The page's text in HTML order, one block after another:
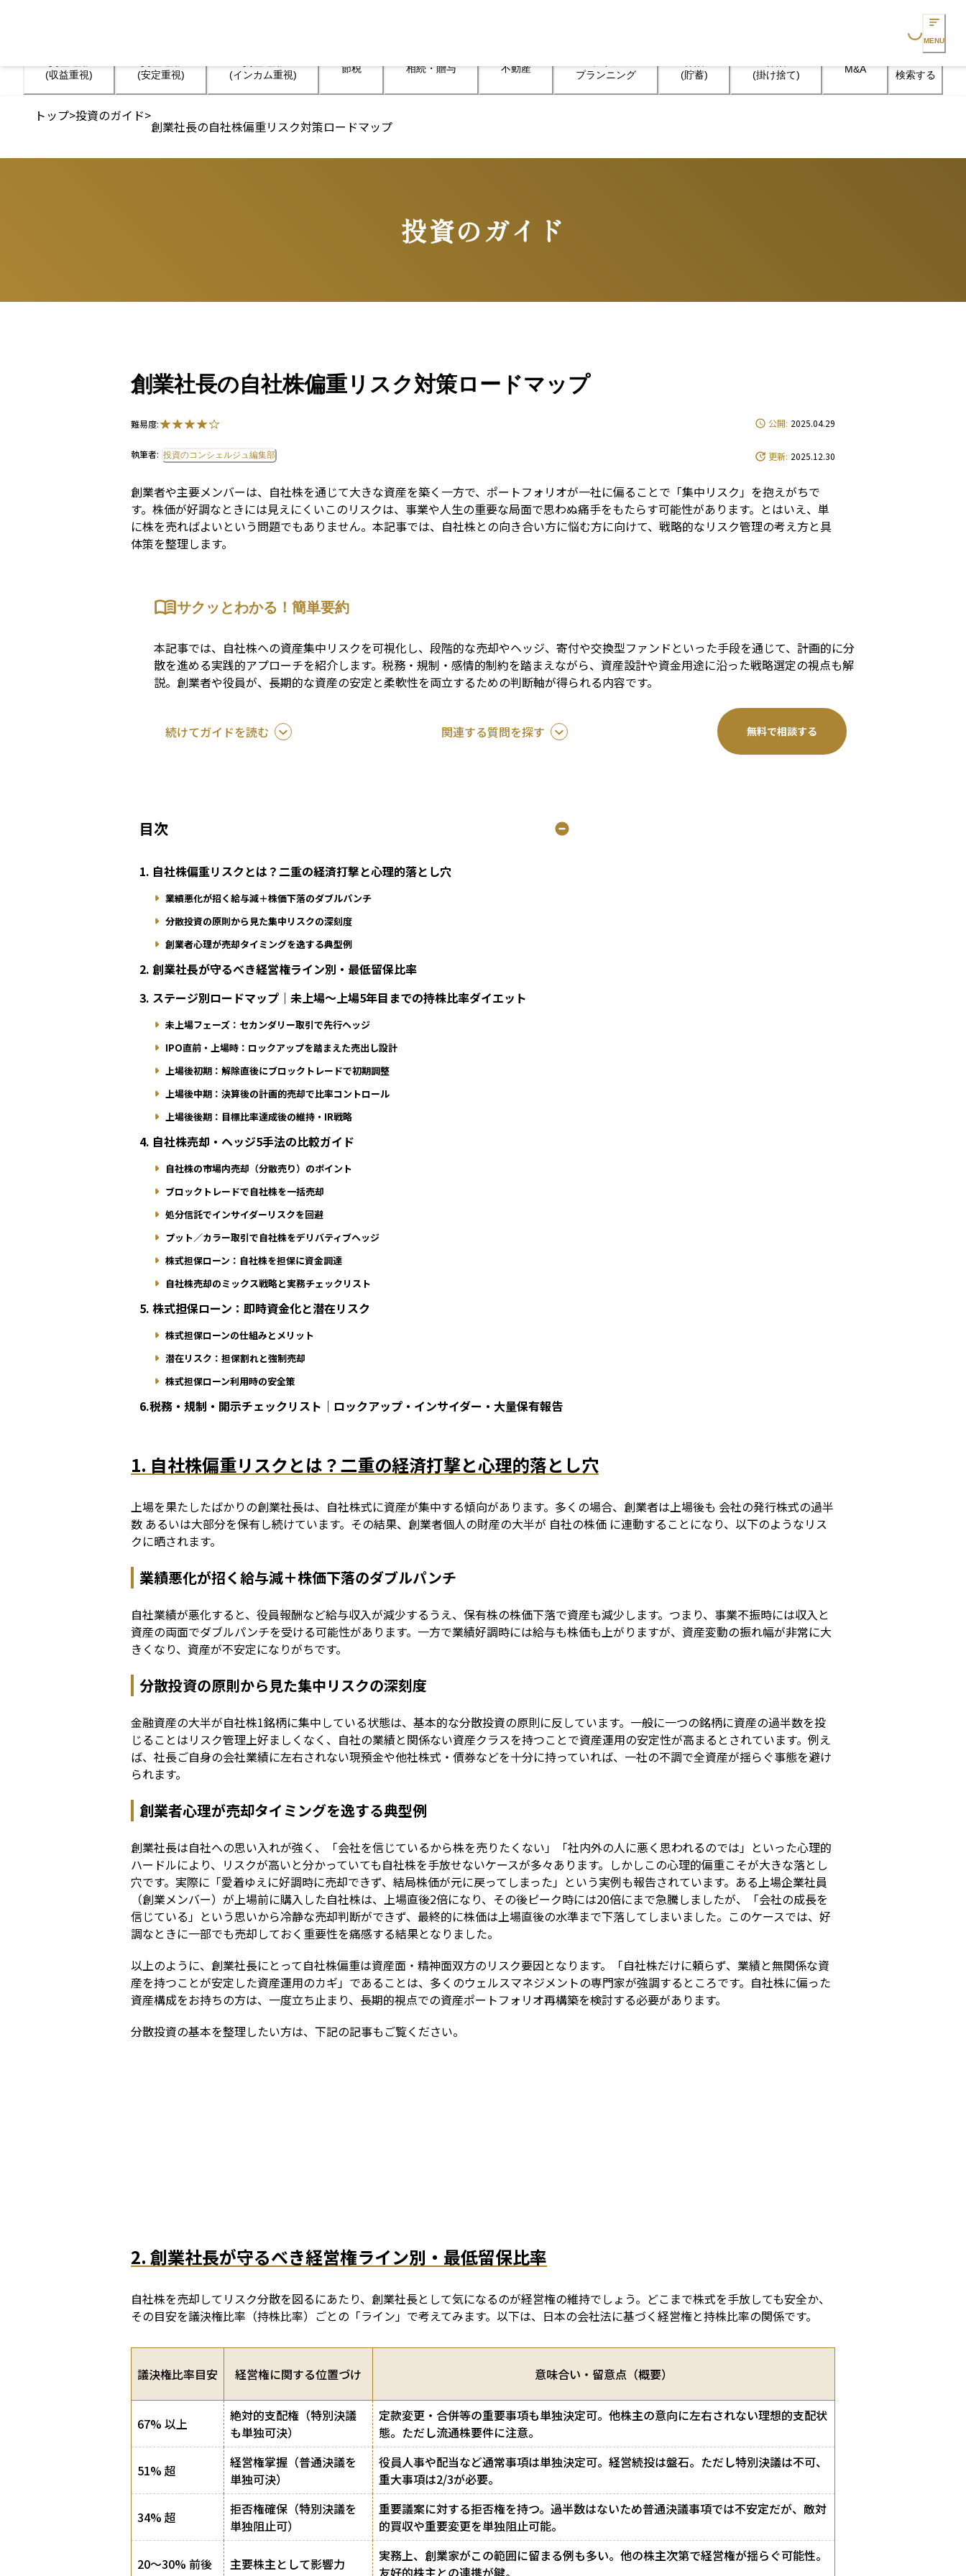
Loading...
MENU
(収益重視)
(安定重視)
(インカム重視)
節税 相続・贈与 不動産
プランニング
(貯蓄)
(掛け捨て)
M&A 検索する
トップ>投資のガイド>
創業社長の自社株偏重リスク対策ロードマップ
投資のガイド
Guide
創業社長の自社株偏重リスク対策ロードマップ
難易度:
執筆者: 投資のコンシェルジュ編集部
公開: 2025.04.29
更新: 2025.12.30
創業者や主要メンバーは、自社株を通じて大きな資産を築く一方で、ポートフォリオが一社に偏ることで「集中リスク」を抱えがちで
す。株価が好調なときには見えにくいこのリスクは、事業や人生の重要な局面で思わぬ痛手をもたらす可能性があります。とはいえ、単
に株を売ればよいという問題でもありません。本記事では、自社株との向き合い方に悩む方に向けて、戦略的なリスク管理の考え方と具
体策を整理します。
サクッとわかる！簡単要約
本記事では、自社株への資産集中リスクを可視化し、段階的な売却やヘッジ、寄付や交換型ファンドといった手段を通じて、計画的に分
散を進める実践的アプローチを紹介します。税務・規制・感情的制約を踏まえながら、資産設計や資金用途に沿った戦略選定の視点も解
説。創業者や役員が、長期的な資産の安定と柔軟性を両立するための判断軸が得られる内容です。
続けてガイドを読む 関連する質問を探す 無料で相談する
目次
1. 自社株偏重リスクとは？二重の経済打撃と心理的落とし穴
業績悪化が招く給与減＋株価下落のダブルパンチ
分散投資の原則から見た集中リスクの深刻度
創業者心理が売却タイミングを逸する典型例
2. 創業社長が守るべき経営権ライン別・最低留保比率
3. ステージ別ロードマップ｜未上場〜上場5年目までの持株比率ダイエット
未上場フェーズ：セカンダリー取引で先行ヘッジ
IPO直前・上場時：ロックアップを踏まえた売出し設計
上場後初期：解除直後にブロックトレードで初期調整
上場後中期：決算後の計画的売却で比率コントロール
上場後後期：目標比率達成後の維持・IR戦略
4. 自社株売却・ヘッジ5手法の比較ガイド
自社株の市場内売却（分散売り）のポイント
ブロックトレードで自社株を一括売却
処分信託でインサイダーリスクを回避
プット／カラー取引で自社株をデリバティブヘッジ
株式担保ローン：自社株を担保に資金調達
自社株売却のミックス戦略と実務チェックリスト
5. 株式担保ローン：即時資金化と潜在リスク
株式担保ローンの仕組みとメリット
潜在リスク：担保割れと強制売却
株式担保ローン利用時の安全策
6.税務・規制・開示チェックリスト｜ロックアップ・インサイダー・大量保有報告
1. 自社株偏重リスクとは？二重の経済打撃と心理的落とし穴
上場を果たしたばかりの創業社長は、自社株式に資産が集中する傾向があります。多くの場合、創業者は上場後も 会社の発行株式の過半
数 あるいは大部分を保有し続けています。その結果、創業者個人の財産の大半が 自社の株価 に連動することになり、以下のようなリス
クに晒されます。
業績悪化が招く給与減＋株価下落のダブルパンチ
自社業績が悪化すると、役員報酬など給与収入が減少するうえ、保有株の株価下落で資産も減少します。つまり、事業不振時には収入と
資産の両面でダブルパンチを受ける可能性があります。一方で業績好調時には給与も株価も上がりますが、資産変動の振れ幅が非常に大
きくなり、資産が不安定になりがちです。
分散投資の原則から見た集中リスクの深刻度
金融資産の大半が自社株1銘柄に集中している状態は、基本的な分散投資の原則に反しています。一般に一つの銘柄に資産の過半数を投
じることはリスク管理上好ましくなく、自社の業績と関係ない資産クラスを持つことで資産運用の安定性が高まるとされています。例え
ば、社長ご自身の会社業績に左右されない現預金や他社株式・債券などを十分に持っていれば、一社の不調で全資産が揺らぐ事態を避け
られます。
創業者心理が売却タイミングを逸する典型例
創業社長は自社への思い入れが強く、「会社を信じているから株を売りたくない」「社内外の人に悪く思われるのでは」といった心理的
ハードルにより、リスクが高いと分かっていても自社株を手放せないケースが多々あります。しかしこの心理的偏重こそが大きな落とし
穴です。実際に「愛着ゆえに好調時に売却できず、結局株価が元に戻ってしまった」という実例も報告されています。ある上場企業社員
（創業メンバー）が上場前に購入した自社株は、上場直後2倍になり、その後ピーク時には20倍にまで急騰しましたが、「会社の成長を
信じている」という思いから冷静な売却判断ができず、最終的に株価は上場直後の水準まで下落してしまいました。このケースでは、好
調なときに一部でも売却しておく重要性を痛感する結果となりました。
以上のように、創業社長にとって自社株偏重は資産面・精神面双方のリスク要因となります。「自社株だけに頼らず、業績と無関係な資
産を持つことが安定した資産運用のカギ」であることは、多くのウェルスマネジメントの専門家が強調するところです。自社株に偏った
資産構成をお持ちの方は、一度立ち止まり、長期的視点での資産ポートフォリオ再構築を検討する必要があります。
分散投資の基本を整理したい方は、下記の記事もご覧ください。
2. 創業社長が守るべき経営権ライン別・最低留保比率
自社株を売却してリスク分散を図るにあたり、創業社長として気になるのが経営権の維持でしょう。どこまで株式を手放しても安全か、
その目安を議決権比率（持株比率）ごとの「ライン」で考えてみます。以下は、日本の会社法に基づく経営権と持株比率の関係です。
議決権比率目安 経営権に関する位置づけ 意味合い・留意点（概要）
67% 以上
絶対的支配権（特別決議
も単独可決）
定款変更・合併等の重要事項も単独決定可。他株主の意向に左右されない理想的支配状
態。ただし流通株要件に注意。
51% 超
経営権掌握（普通決議を
単独可決）
役員人事や配当など通常事項は単独決定可。経営続投は盤石。ただし特別決議は不可、
重大事項は2/3が必要。
34% 超
拒否権確保（特別決議を
単独阻止可）
重要議案に対する拒否権を持つ。過半数はないため普通決議事項では不安定だが、敵対
的買収や重要変更を単独阻止可能。
20〜30% 前後 主要株主として影響力
実務上、創業家がこの範囲に留まる例も多い。他の株主次第で経営権が揺らぐ可能性。